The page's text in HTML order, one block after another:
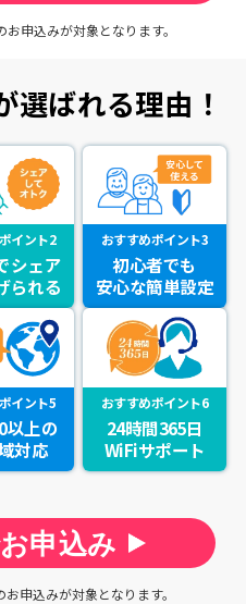
申込みが対象となります。
ばれる理由！
イント2
シェア
られる
おすすめポイント3
初心者でも
安心な簡単設定
イント5
以上の
対応
おすすめポイント6
24時間365日
WiFiサポート
申込み
申込みが対象となります。